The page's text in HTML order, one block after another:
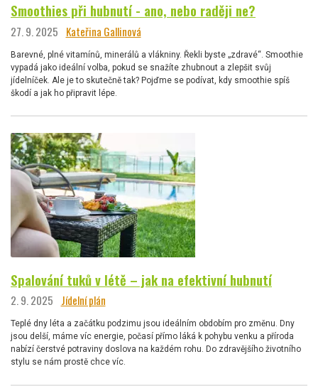
Smoothies při hubnutí - ano, nebo raději ne?
27. 9. 2025 Kateřina Gallinová
Barevné, plné vitamínů, minerálů a vlákniny. Řekli byste „zdravé“. Smoothie
vypadá jako ideální volba, pokud se snažíte zhubnout a zlepšit svůj
jídelníček. Ale je to skutečně tak? Pojďme se podívat, kdy smoothie spíš
škodí a jak ho připravit lépe.
Spalování tuků v létě – jak na efektivní hubnutí
2. 9. 2025 Jídelní plán
Teplé dny léta a začátku podzimu jsou ideálním obdobím pro změnu. Dny
jsou delší, máme víc energie, počasí přímo láká k pohybu venku a příroda
nabízí čerstvé potraviny doslova na každém rohu. Do zdravějšího životního
stylu se nám prostě chce víc.